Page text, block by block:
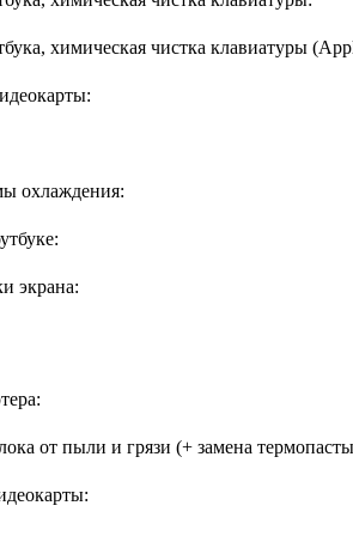
химическая чистка клавиатуры
охлаждения:
экрана:
от пыли и грязи (+ замена